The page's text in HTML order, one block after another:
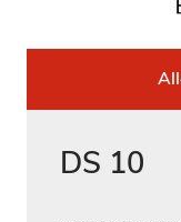
DS 10